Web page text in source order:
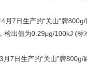
7日生产的“关山”牌800g/
检出值为0.29μg/100kJ (标
日生产的“关山”牌800g/